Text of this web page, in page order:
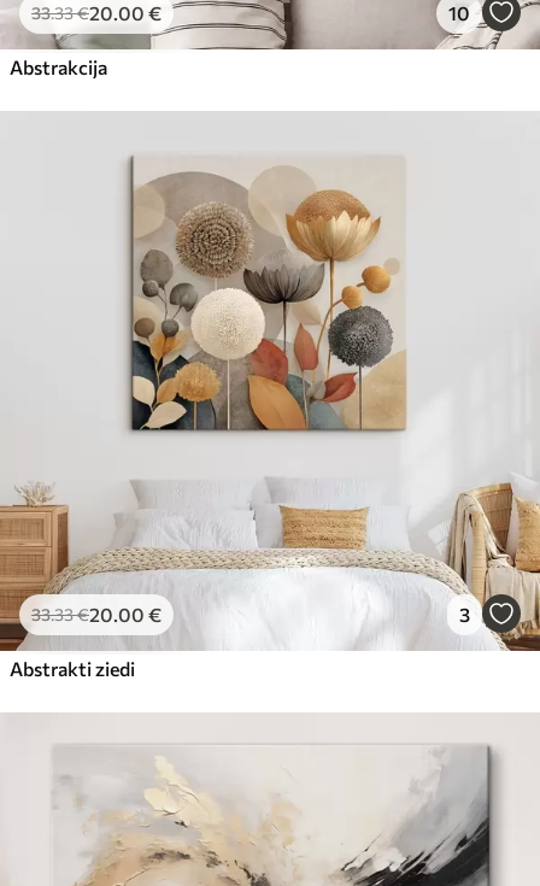
33.33€20.00 € 10
Abstrakcija
33.33€20.00 € 3
Abstrakti ziedi